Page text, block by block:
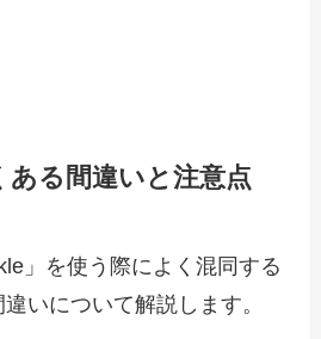
ある間違いと注意点
」を使う際によく混同する
いについて解説します。